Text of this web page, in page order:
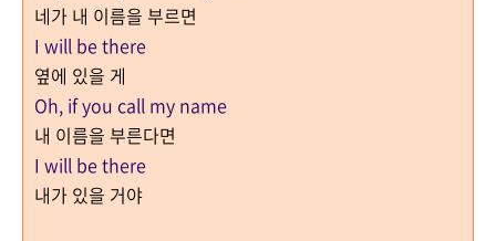
네가 내 이름을 부르면
I will be there
옆에 있을 게
Oh, if you call my name
내 이름을 부른다면
I will be there
내가 있을 거야